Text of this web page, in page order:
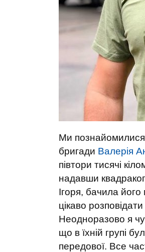
Ми познайомилися
бригади Валерія
півтори тисячі
надавши
Ігоря, бачила його
цікаво
Неодноразово я
що в їхній групі
передової. Все